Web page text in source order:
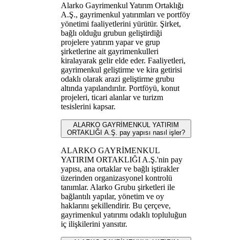
Alarko Gayrimenkul Yatırım Ortaklığı
A.Ş., gayrimenkul yatırımları ve portföy
yönetimi faaliyetlerini yürütür. Şirket,
bağlı olduğu grubun geliştirdiği
projelere yatırım yapar ve grup
şirketlerine ait gayrimenkulleri
kiralayarak gelir elde eder. Faaliyetleri,
gayrimenkul geliştirme ve kira getirisi
odaklı olarak arazi geliştirme grubu
altında yapılandırılır. Portföyü, konut
projeleri, ticari alanlar ve turizm
tesislerini kapsar.
ALARKO GAYRİMENKUL YATIRIM
ORTAKLIĞI A.Ş. pay yapısı nasıl işler?
ALARKO GAYRİMENKUL
YATIRIM ORTAKLIĞI A.Ş.'nin pay
yapısı, ana ortaklar ve bağlı iştirakler
üzerinden organizasyonel kontrolü
tanımlar. Alarko Grubu şirketleri ile
bağlantılı yapılar, yönetim ve oy
haklarını şekillendirir. Bu çerçeve,
gayrimenkul yatırımı odaklı topluluğun
iç ilişkilerini yansıtır.